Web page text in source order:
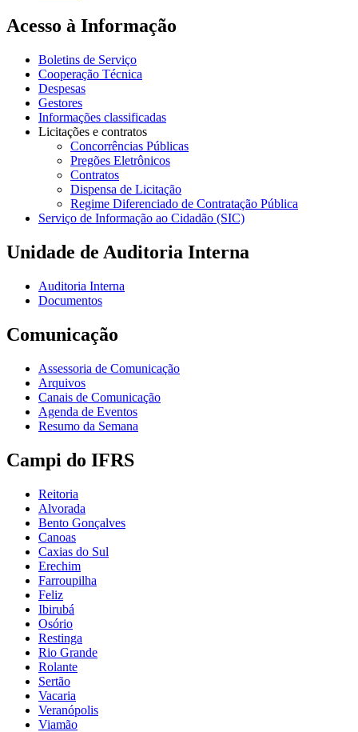
Acesso à Informação
Boletins de Serviço
Cooperação Técnica
Despesas
Gestores
Informações classificadas
Licitações e contratos
Concorrências Públicas
Pregões Eletrônicos
Contratos
Dispensa de Licitação
Regime Diferenciado de Contratação Pública
Serviço de Informação ao Cidadão (SIC)
Unidade de Auditoria Interna
Auditoria Interna
Documentos
Comunicação
Assessoria de Comunicação
Arquivos
Canais de Comunicação
Agenda de Eventos
Resumo da Semana
Campi do IFRS
Reitoria
Alvorada
Bento Gonçalves
Canoas
Caxias do Sul
Erechim
Farroupilha
Feliz
Ibirubá
Osório
Restinga
Rio Grande
Rolante
Sertão
Vacaria
Veranópolis
Viamão